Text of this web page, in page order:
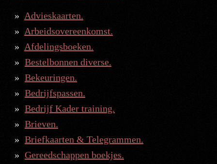
Advieskaarten.
Arbeidsovereenkomst.
Afdelingsboeken.
Bestelbonnen diverse.
Bekeuringen.
Bedrijfspassen.
Bedrijf Kader training.
Brieven.
Briefkaarten & Telegrammen.
Gereedschappen boekjes.